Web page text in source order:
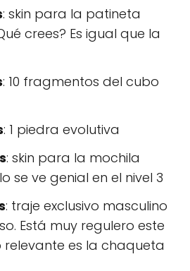
: skin para la patineta
crees? Es igual que la
: 10 fragmentos del cubo
: 1 piedra evolutiva
: skin para la mochila
se ve genial en el nivel 3
: traje exclusivo masculino
Está muy regulero este
relevante es la chaqueta